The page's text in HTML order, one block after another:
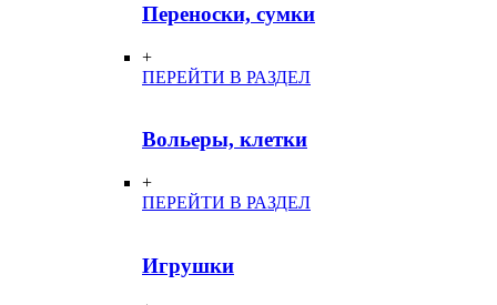
Переноски, сумки
+
ПЕРЕЙТИ В РАЗДЕЛ
Вольеры, клетки
+
ПЕРЕЙТИ В РАЗДЕЛ
Игрушки